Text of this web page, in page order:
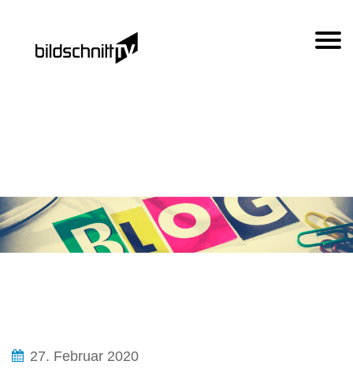
27. Februar 2020